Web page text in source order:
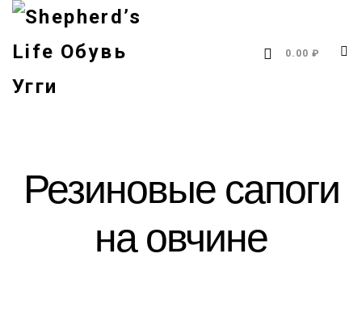
0.00 ₽
Резиновые сапоги
на овчине